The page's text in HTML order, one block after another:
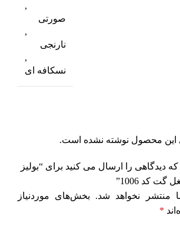
,
صورتی
,
نارنجی
,
نسکافه ای
این محصول نوشته نشده است.
که دیدگاهی را ارسال می کنید برای “بولیز
کد 1006”
منتشر نخواهد شد.
بخش‌های موردنیاز
*